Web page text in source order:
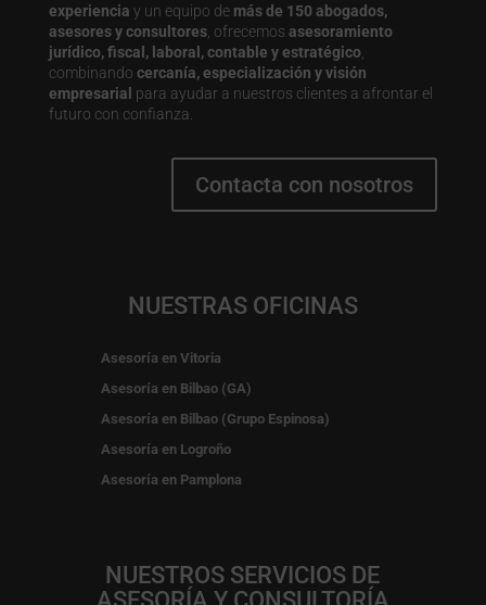
experiencia y un equipo de más de 150 abogados,
asesores y consultores, ofrecemos asesoramiento
jurídico, fiscal, laboral, contable y estratégico
combinando cercanía, especialización y visión
empresarial para ayudar a nuestros clientes a afrontar el
futuro con confianza.
Contacta con nosotros
NUESTRAS OFICINAS
Asesoría en Vitoria
Asesoría en Bilbao (GA)
Asesoría en Bilbao (Grupo Espinosa)
Asesoría en Logroño
Asesoría en Pamplona
NUESTROS SERVICIOS DE